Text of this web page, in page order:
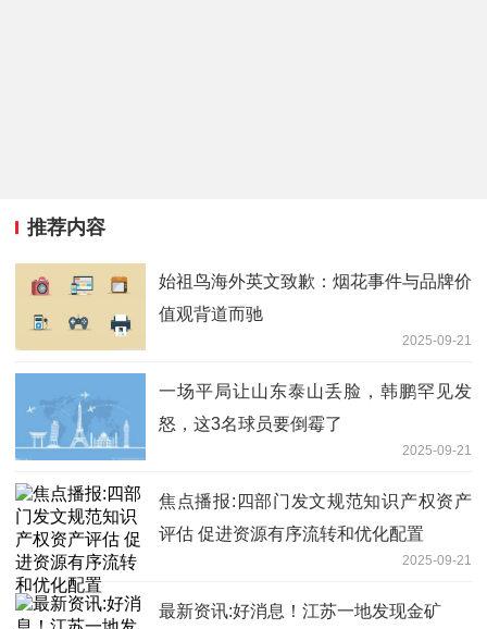
推荐内容
始祖鸟海外英文致歉：烟花事件与品牌价
值观背道而驰
2025-09-21
一场平局让山东泰山丢脸，韩鹏罕见发
怒，这3名球员要倒霉了
2025-09-21
焦点播报:四部门发文规范知识产权资产
评估 促进资源有序流转和优化配置
2025-09-21
最新资讯:好消息！江苏一地发现金矿